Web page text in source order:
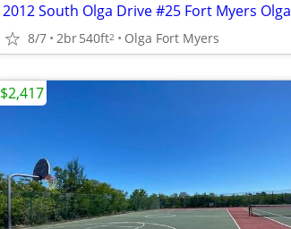
2012 South Olga Drive #25 Fort Myers Olga
8/7 2br540ft2 Olga Fort Myers
$2,417